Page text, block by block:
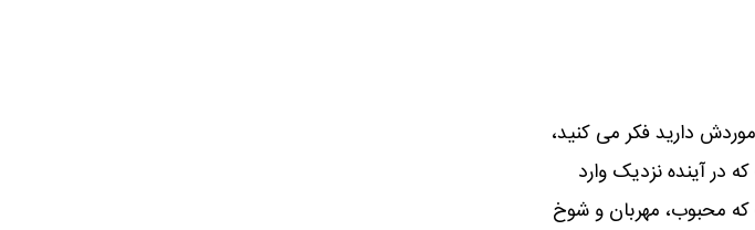
دارید فکر می کنید،
آینده نزدیک وارد
محبوب، مھربان و شوخ